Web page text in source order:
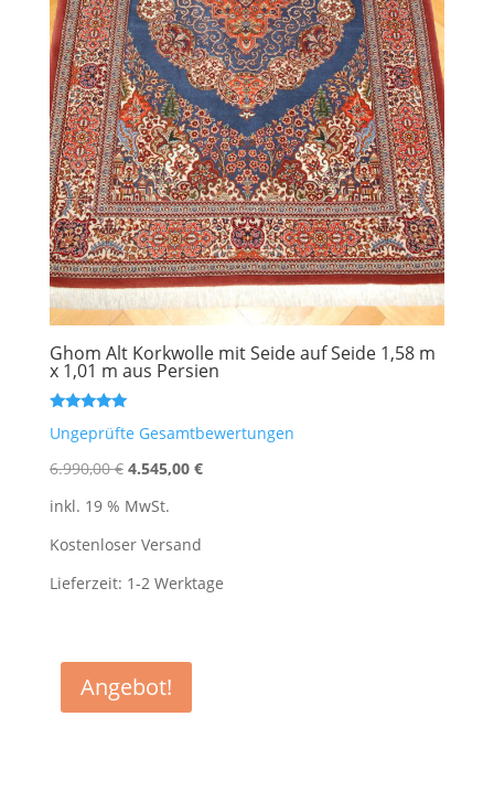
Ghom Alt Korkwolle mit Seide auf Seide 1,58 m
x 1,01 m aus Persien
mit
von 5
Ungeprüfte Gesamtbewertungen
6.990,00€ Ursprünglicher
war:
6.990,00 €
4.545,00 €Aktueller
inkl. 19 % MwSt.
Kostenloser Versand
Lieferzeit: 1-2 Werktage
Angebot!